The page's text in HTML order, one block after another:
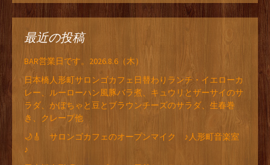
最近の投稿
BAR営業日です。2026.8.6（木）
日本橋人形町サロンゴカフェ日替わりランチ・イエローカ
レー、ルーローハン風豚バラ煮、キュウリとザーサイのサ
ラダ、かぼちゃと豆とブラウンチーズのサラダ、生春巻
き、クレープ他
🌙🎸 サロンゴカフェのオープンマイク ♪人形町音楽室
♪